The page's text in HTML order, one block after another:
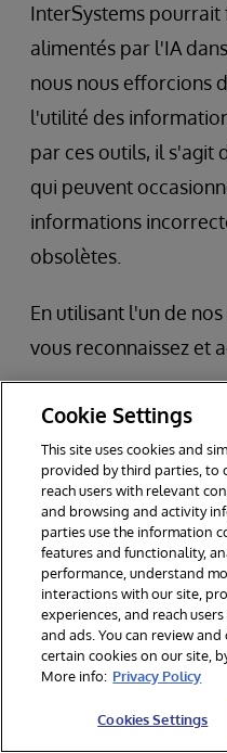
InterSystems
alimentés par l'IA
nous nous efforcions
l'utilité des
par ces outils, il s'agit
qui peuvent
informations
obsolètes.
En utilisant l'un de
vous reconnaissez et
Vérifier de manière
réponses fournies.
Faites preuve de
agissez sur la base
par le biais des
Comprendre que
pas les conseils
services
InterSystems.
InterSystems
Cookie Settings
This site uses cookies and
provided by third parties, to
reach users with relevant
and browsing and activity
parties use the information
features and functionality,
performance, understand
interactions with our site,
experiences, and reach
and ads. You can review
certain cookies on our site,
More info: Privacy Policy
Cookies Settings